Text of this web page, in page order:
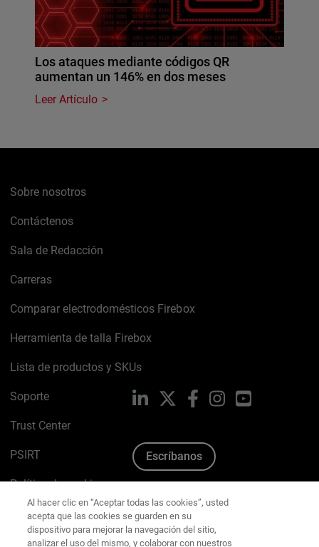
Los ataques mediante códigos QR
aumentan un 146% en dos meses
Leer Artículo
Sobre nosotros
Contáctenos
Sala de Redacción
Carreras
Comparar electrodomésticos Firebox
Herramienta de talla Firebox
Lista de productos y SKUs
Soporte
Trust Center
PSIRT
Política de cookies
Política de privacidad
Kit de medios y marca
LinkedIn FacebookInstagramYouTube
Escríbanos
Al hacer clic en “Aceptar todas las cookies”, usted
dispositivo para mejorar la navegación del sitio,
analizar el uso del mismo, y colaborar con nuestros
estudios para marketing. Política de cookies